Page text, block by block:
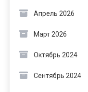
Апрель 2026
Март 2026
Октябрь 2024
Сентябрь 2024